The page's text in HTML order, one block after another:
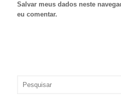
Salvar meus dados neste
eu comentar.